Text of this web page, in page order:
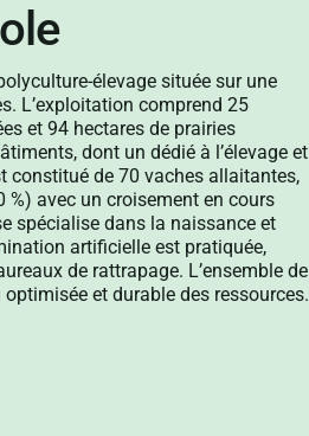
élevage située sur une
L’exploitation comprend 25
et 94 hectares de prairies
dont un dédié à l’élevage et
constitué de 70 vaches allaitantes,
avec un croisement en cours
spécialise dans la naissance et
artificielle est pratiquée,
de rattrapage. L’ensemble de
et durable des ressources.